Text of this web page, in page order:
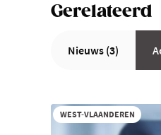
Gerelateerd
Nieuws (3)
WEST-VLAANDEREN